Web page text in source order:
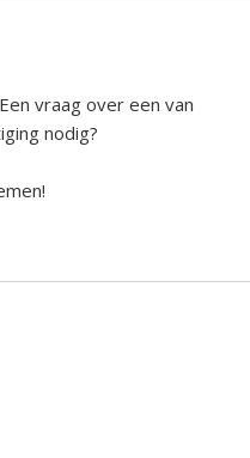
vraag over een van
nodig?